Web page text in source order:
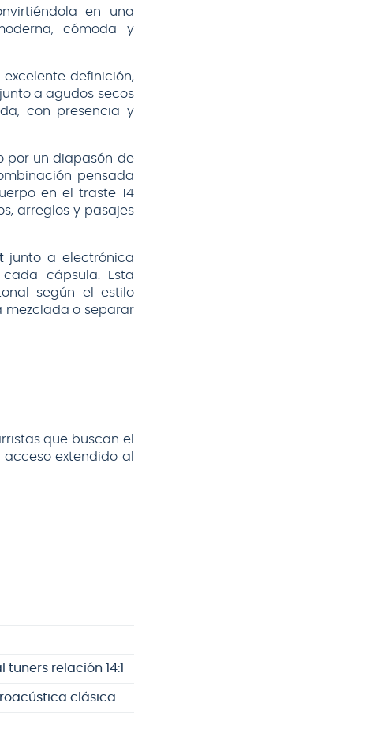
en una
cómoda y
definición,
a agudos secos
con presencia y
por un diapasón de
pensada
en el traste 14
arreglos y pasajes
junto a electrónica
cápsula. Esta
según el estilo
mezclada o separar
que buscan el
extendido al
tuners relación 14:1
clásica